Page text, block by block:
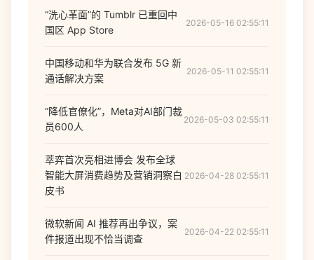
“洗心革面”的 Tumblr 已重回中
国区 App Store
2026-05-16 02:55:11
中国移动和华为联合发布 5G 新
通话解决方案
2026-05-11 02:55:11
“降低官僚化”，Meta对AI部门裁
员600人
2026-05-03 02:55:11
萃弈首次亮相进博会 发布全球
智能大屏消费趋势及营销洞察白
皮书
2026-04-28 02:55:11
微软新闻 AI 推荐再出争议，案
件报道出现不恰当调查
2026-04-22 02:55:11